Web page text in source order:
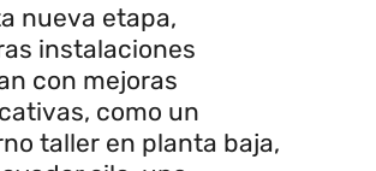
nueva etapa,
instalaciones
con mejoras
como un
taller en planta baja,